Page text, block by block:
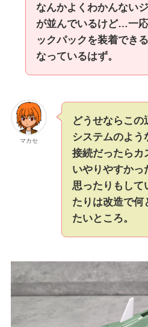
なんかよくわかんない
が並んでいるけど…一
ックパックを装着でき
なっているはず。
マカセ
どうせならこの
システムのよう
接続だったらカ
いやりやすか
思ったりもして
たりは改造で何
たいところ。